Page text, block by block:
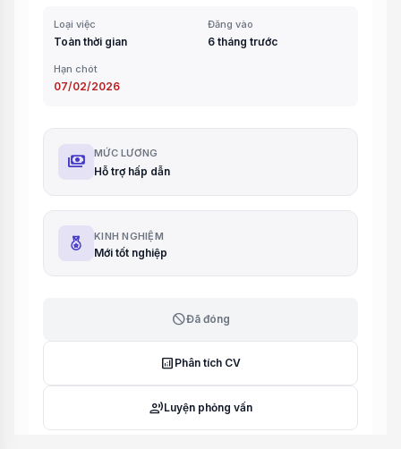
Loại việc
Toàn thời gian
Đăng vào
6 tháng trước
Hạn chót
07/02/2026
payments MỨC LƯƠNG
Hỗ trợ hấp dẫn
KINH NGHIỆM
Mới tốt nghiệp
blockĐã đóng
analytics Phân tích CV
record_voice_overLuyện phỏng vấn